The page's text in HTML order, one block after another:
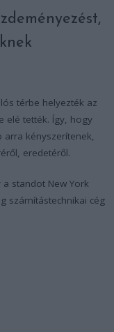
térbe helyezték az
elé tették. Így, hogy
kényszerítenek,
eredetéről.
standot New York
számítástechnikai cég